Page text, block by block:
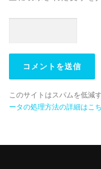
このサイトはスパムを低減
ータの処理方法の詳細はこ